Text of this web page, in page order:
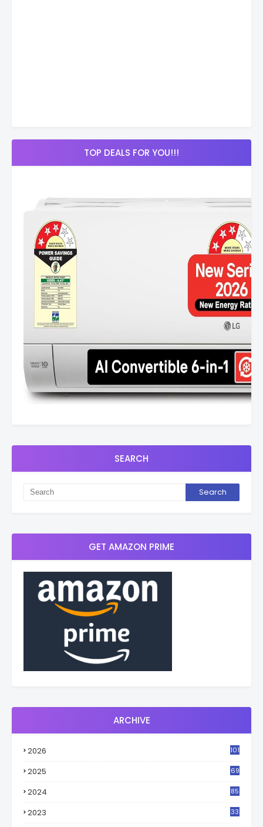
TOP DEALS FOR YOU!!!
SEARCH
GET AMAZON PRIME
ARCHIVE
2026 101
2025 69
2024 85
2023
33